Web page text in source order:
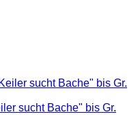
sucht Bache" bis Gr.